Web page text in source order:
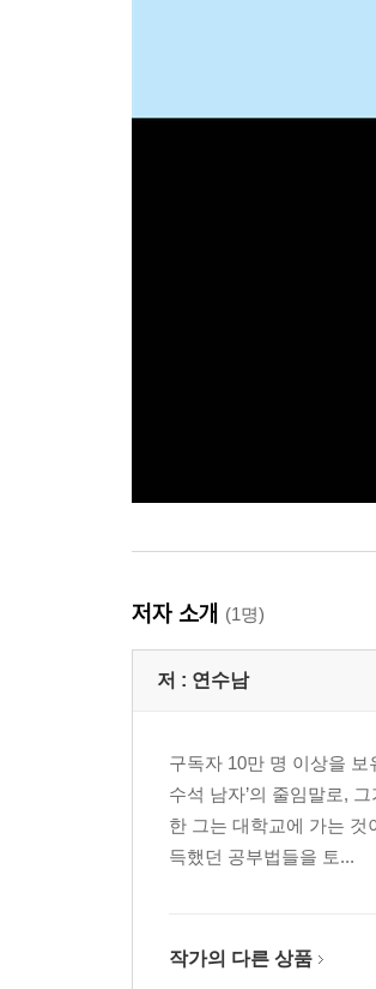
저자 소개 (1명)
저 : 연수남
구독자 10만 명 이상을 보
수석 남자’의 줄임말로,
한 그는 대학교에 가는
득했던 공부법들을 토...
작가의 다른 상품